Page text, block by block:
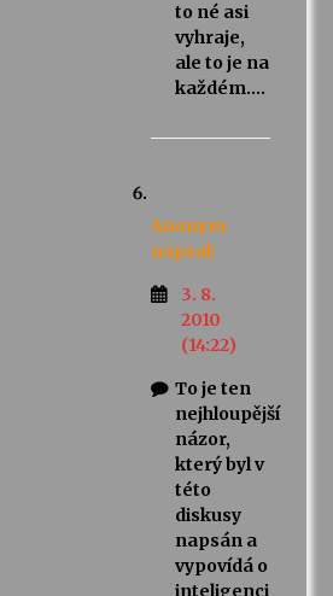
to né asi
vyhraje,
ale to je na
každém….
Anonym
napsal:
3. 8.
2010
(14:22)
To je ten
nejhloupější
názor,
který byl v
této
diskusy
napsán a
vypovídá o
inteligenci